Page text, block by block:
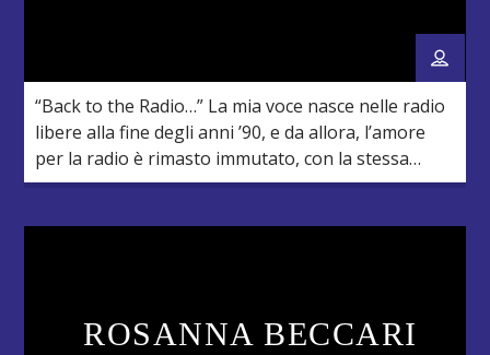
“Back to the Radio…” La mia voce nasce nelle radio
libere alla fine degli anni ’90, e da allora, l’amore
per la radio è rimasto immutato, con la stessa
intensità di sempre. Appassionato di musica, ho
ROSANNA BECCARI